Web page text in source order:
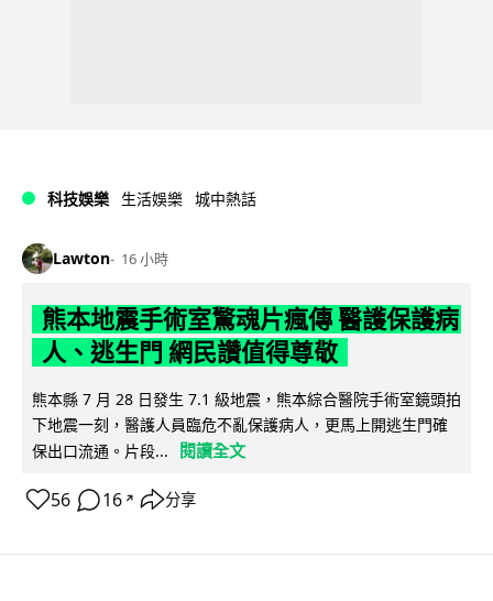
科技娛樂 生活娛樂 城中熱話
Lawton 16 小時
熊本地震手術室驚魂片瘋傳 醫護保護病
人、逃生門 網民讚值得尊敬
熊本縣 7 月 28 日發生 7.1 級地震，熊本綜合醫院手術室鏡頭拍
下地震一刻，醫護人員臨危不亂保護病人，更馬上開逃生門確
保出口流通。片段...
閱讀全文
56 16 ↗ 分享